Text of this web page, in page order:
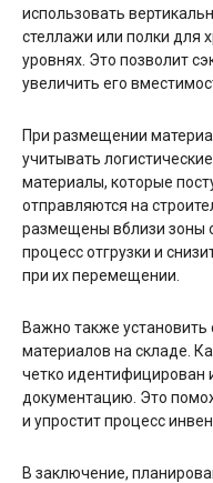
использовать
стеллажи или полки для
уровнях. Это позволит
увеличить его
При размещении
учитывать
материалы, которые
отправляются на
размещены вблизи зоны
процесс отгрузки и
при их перемещении.
Важно также установить
материалов на складе.
четко идентифицирован
документацию. Это
и упростит процесс
В заключение,